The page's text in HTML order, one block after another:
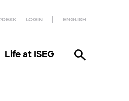
LOGIN ENGLISH
Life at ISEG